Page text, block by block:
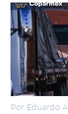
Por Eduardo